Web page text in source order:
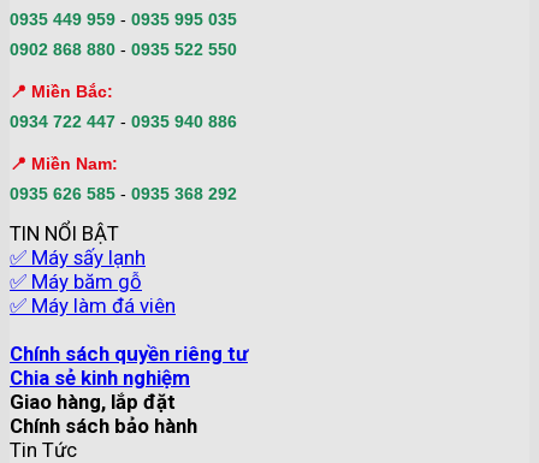
0935 449 959 - 0935 995 035
0902 868 880 - 0935 522 550
📍 Miền Bắc:
0934 722 447 - 0935 940 886
📍 Miền Nam:
0935 626 585 - 0935 368 292
TIN NỔI BẬT
✅ Máy sấy lạnh
✅ Máy băm gỗ
✅ Máy làm đá viên
Chính sách quyền riêng tư
Chia sẻ kinh nghiệm
Giao hàng, lắp đặt
Chính sách bảo hành
Tin Tức